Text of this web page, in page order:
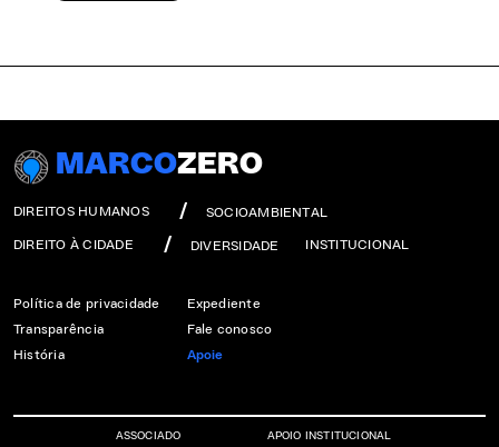
MARCOZERO
DIREITOS HUMANOS SOCIOAMBIENTAL
DIREITO À CIDADE DIVERSIDADE INSTITUCIONAL
Política de privacidade
Transparência
História
Expediente
Fale conosco
Apoie
ASSOCIADO APOIO INSTITUCIONAL